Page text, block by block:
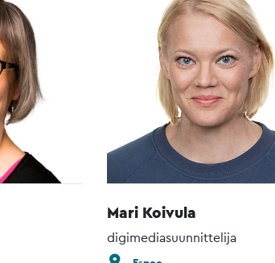
Mari Koivula
digimediasuunnittelija